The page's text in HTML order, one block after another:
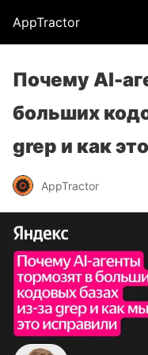
AppTractor
Почему Al-
больших
grep и как
AppTractor